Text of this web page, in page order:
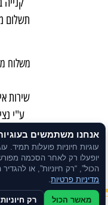
תשלום
משלוח
שירות
ע"י
ניתן
אנחנו משתמשים
עוגיות חיוניות פועלות תמיד.
יופעלו רק לאחר הסכמה
הכול”, “רק חיוניות”, או
מדיניות פרטיות.
מאשר הכול רק חיוניות